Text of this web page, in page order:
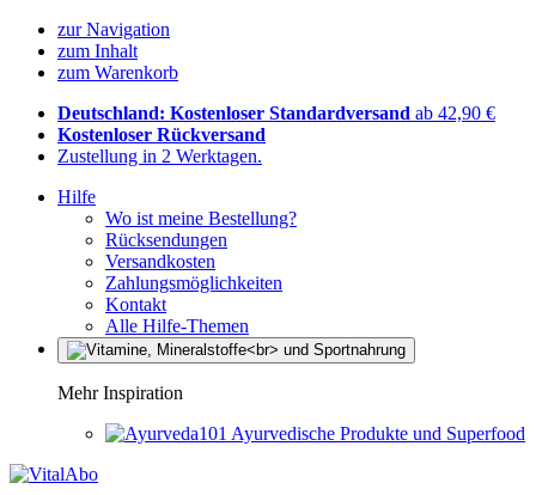
zur Navigation
zum Inhalt
zum Warenkorb
Deutschland: Kostenloser Standardversand ab 42,90 €
Kostenloser Rückversand
Zustellung in 2 Werktagen.
Hilfe
Wo ist meine Bestellung?
Rücksendungen
Versandkosten
Zahlungsmöglichkeiten
Kontakt
Alle Hilfe-Themen
Mehr Inspiration
Ayurvedische Produkte und Superfood